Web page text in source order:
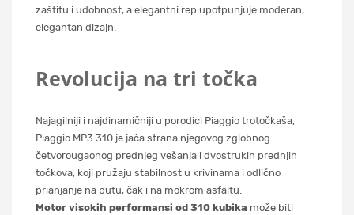
zaštitu i udobnost, a elegantni rep upotpunjuje moderan,
elegantan dizajn.
Revolucija na tri točka
Najagilniji i najdinamičniji u porodici Piaggio trotočkaša,
Piaggio MP3 310 je jača strana njegovog zglobnog
četvorougaonog prednjeg vešanja i dvostrukih prednjih
točkova, koji pružaju stabilnost u krivinama i odlično
prianjanje na putu, čak i na mokrom asfaltu.
Motor visokih performansi od 310 kubika može biti